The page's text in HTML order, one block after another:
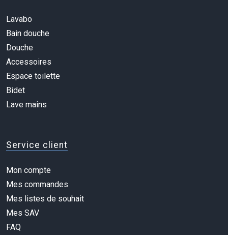
Lavabo
Bain douche
Douche
Accessoires
Espace toilette
Bidet
Lave mains
Service client
Mon compte
Mes commandes
Mes listes de souhait
Mes SAV
FAQ